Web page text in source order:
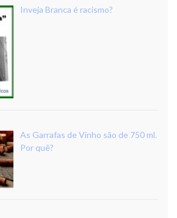
Inveja Branca é racismo?
As Garrafas de Vinho são de 750 ml.
Por quê?